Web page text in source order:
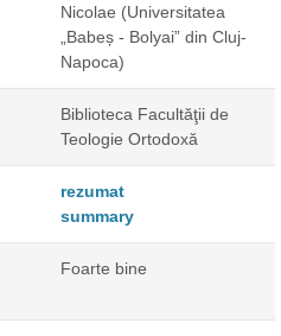
Nicolae (Universitatea
„Babeș - Bolyai” din Cluj-
Napoca)
Biblioteca Facultăţii de
Teologie Ortodoxă
rezumat
summary
Foarte bine